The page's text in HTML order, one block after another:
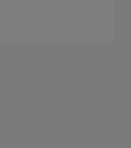
Preis: